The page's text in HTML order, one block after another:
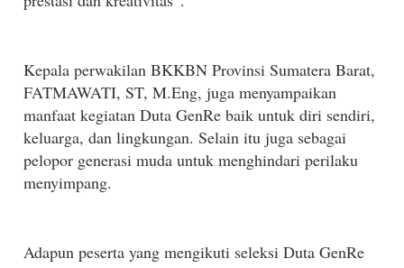
Kepala perwakilan BKKBN Provinsi Sumatera Barat,
FATMAWATI, ST, M.Eng, juga menyampaikan
manfaat kegiatan Duta GenRe baik untuk diri sendiri,
keluarga, dan lingkungan. Selain itu juga sebagai
pelopor generasi muda untuk menghindari perilaku
menyimpang.
Adapun peserta yang mengikuti seleksi Duta GenRe